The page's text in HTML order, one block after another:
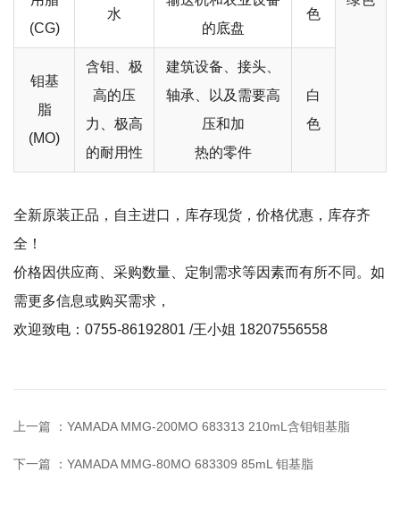
(CG)
水
的底盘
色
钼基
脂
(MO)
含钼、极
高的压
力、极高
的耐用性
建筑设备、接头、
轴承、以及需要高
压和加
热的零件
白
色
全新原装正品，自主进口，库存现货，价格优惠，库存齐
全！
价格因供应商、采购数量、定制需求等因素而有所不同。如
需更多信息或购买需求，
欢迎致电：0755-86192801 /王小姐 18207556558
上一篇 ： YAMADA MMG-200MO 683313 210mL含钼钼基脂
下一篇 ： YAMADA MMG-80MO 683309 85mL 钼基脂